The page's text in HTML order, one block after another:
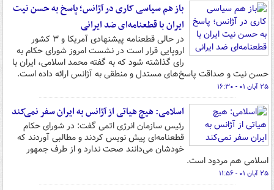
باز هم سیاسی کاری در آژانس؛ پاسخ به حسن نیت
ایران با قطعنامه‌ای ضد ایرانی
در حالی قطعنامه پیشنهادی آمریکا و ۳ کشور
اروپایی قرار است در نشست امروز شورای حکام به
رای گذاشته شود که به گفته محمد اسلامی، ایران با
حسن نیت و صداقت پاسخ‌های مستدل و منطقی به آژانس ارائه داده است.
۲۵ آبان ۰۱ - ۱۶:۳۰
اسلامی: هیچ هیاتی از آژانس به ایران سفر نمی‌کند
رئیس سازمان انرژی اتمی گفت: در شورای حکام
قطعنامه‌ای پیش نویس کردند و مطالبی آوردند که
خودشان می‌دانند صحت ندارد و از طرف جمهور
اسلامی هم مردود است.
۲۵ آبان ۰۱ - ۱۱:۵۶